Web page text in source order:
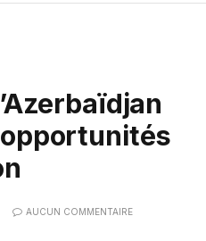
AUCUN COMMENTAIRE